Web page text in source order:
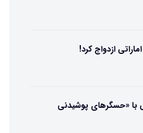
ازدواج کرد!
با «حسگرهای پوشیدنی